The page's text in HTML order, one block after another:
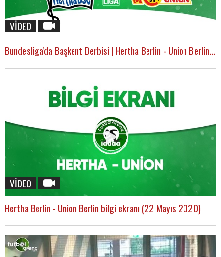
VİDEO
Bundesliga'da Başkent Derbisi | Hertha Berlin - Union Berlin Maçı Tahmini (22 Mayıs 2020)
VİDEO
Hertha Berlin - Union Berlin bilgi ekranı (22 Mayıs 2020)